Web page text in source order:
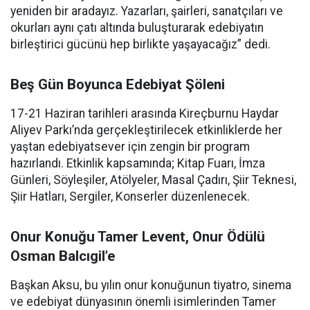
yeniden bir aradayız. Yazarları, şairleri, sanatçıları ve
okurları aynı çatı altında buluşturarak edebiyatın
birleştirici gücünü hep birlikte yaşayacağız” dedi.
Beş Gün Boyunca Edebiyat Şöleni
17-21 Haziran tarihleri arasında Kireçburnu Haydar
Aliyev Parkı’nda gerçekleştirilecek etkinliklerde her
yaştan edebiyatsever için zengin bir program
hazırlandı. Etkinlik kapsamında; Kitap Fuarı, İmza
Günleri, Söyleşiler, Atölyeler, Masal Çadırı, Şiir Teknesi,
Şiir Hatları, Sergiler, Konserler düzenlenecek.
Onur Konuğu Tamer Levent, Onur Ödülü
Osman Balcıgil’e
Başkan Aksu, bu yılın onur konuğunun tiyatro, sinema
ve edebiyat dünyasının önemli isimlerinden Tamer